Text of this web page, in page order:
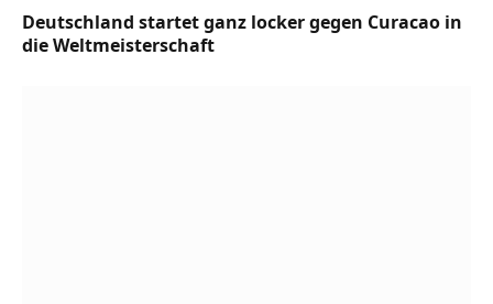
Deutschland startet ganz locker gegen Curacao in
die Weltmeisterschaft